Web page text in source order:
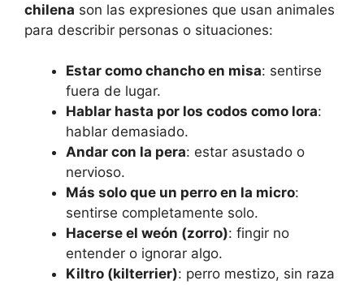
chilena son las expresiones que usan animales
para describir personas o situaciones:
Estar como chancho en misa: sentirse
fuera de lugar.
Hablar hasta por los codos como lora:
hablar demasiado.
Andar con la pera: estar asustado o
nervioso.
Más solo que un perro en la micro:
sentirse completamente solo.
Hacerse el weón (zorro): fingir no
entender o ignorar algo.
Kiltro (kilterrier): perro mestizo, sin raza